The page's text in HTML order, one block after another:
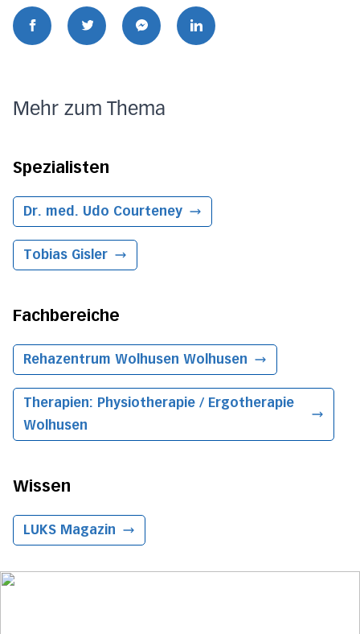
Mehr zum Thema
Spezialisten
Dr. med. Udo Courteney
Tobias Gisler
Fachbereiche
Rehazentrum Wolhusen Wolhusen
Therapien: Physiotherapie / Ergotherapie
Wolhusen
Wissen
LUKS Magazin